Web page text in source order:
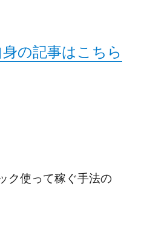
の記事はこちら
ク使って稼ぐ手法の